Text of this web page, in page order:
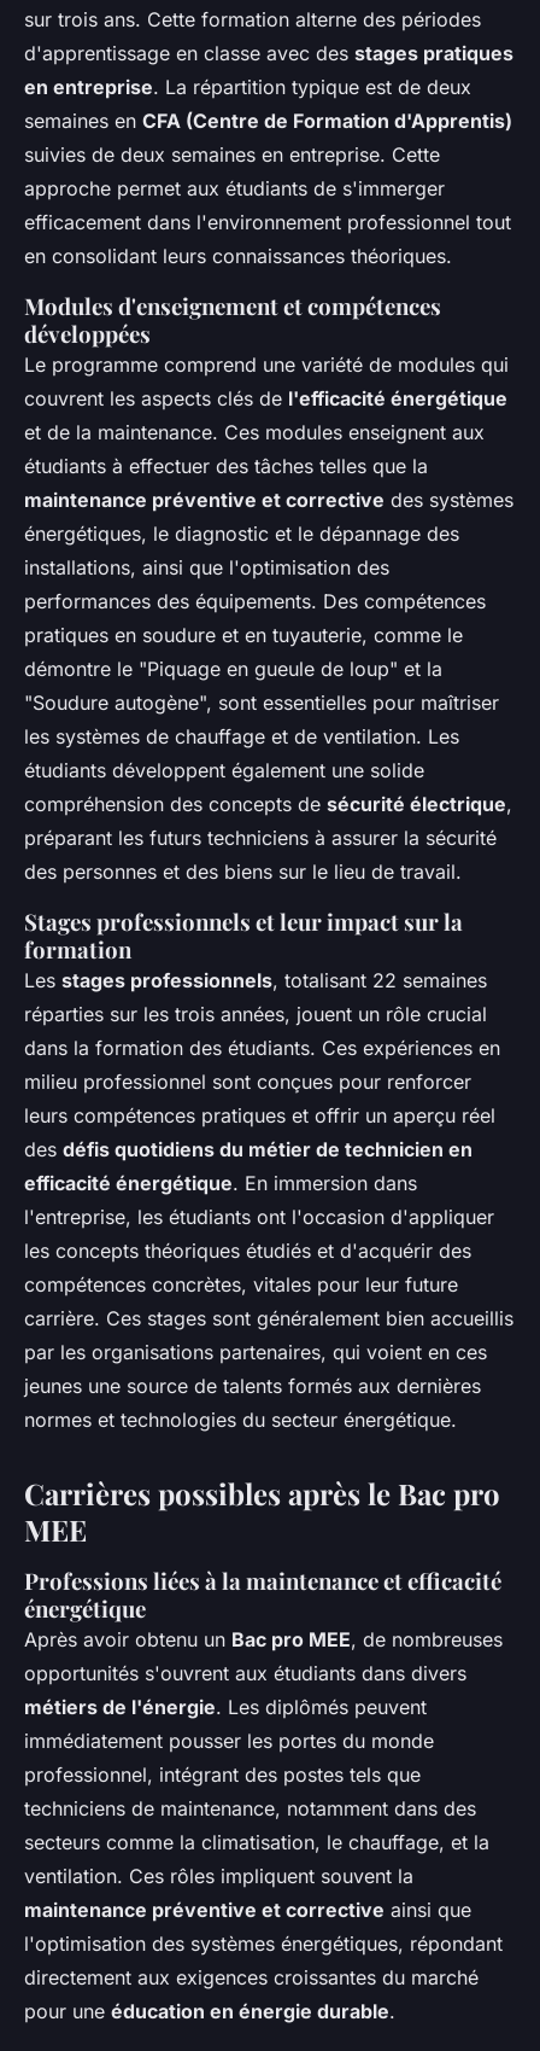
sur trois ans. Cette formation alterne des périodes
d'apprentissage en classe avec des stages pratiques
en entreprise. La répartition typique est de deux
semaines en CFA (Centre de Formation d'Apprentis)
suivies de deux semaines en entreprise. Cette
approche permet aux étudiants de s'immerger
efficacement dans l'environnement professionnel tout
en consolidant leurs connaissances théoriques.
Modules d'enseignement et compétences
développées
Le programme comprend une variété de modules qui
couvrent les aspects clés de l'efficacité énergétique
et de la maintenance. Ces modules enseignent aux
étudiants à effectuer des tâches telles que la
maintenance préventive et corrective des systèmes
énergétiques, le diagnostic et le dépannage des
installations, ainsi que l'optimisation des
performances des équipements. Des compétences
pratiques en soudure et en tuyauterie, comme le
démontre le "Piquage en gueule de loup" et la
"Soudure autogène", sont essentielles pour maîtriser
les systèmes de chauffage et de ventilation. Les
étudiants développent également une solide
compréhension des concepts de sécurité électrique,
préparant les futurs techniciens à assurer la sécurité
des personnes et des biens sur le lieu de travail.
Stages professionnels et leur impact sur la
formation
Les stages professionnels, totalisant 22 semaines
réparties sur les trois années, jouent un rôle crucial
dans la formation des étudiants. Ces expériences en
milieu professionnel sont conçues pour renforcer
leurs compétences pratiques et offrir un aperçu réel
des défis quotidiens du métier de technicien en
efficacité énergétique. En immersion dans
l'entreprise, les étudiants ont l'occasion d'appliquer
les concepts théoriques étudiés et d'acquérir des
compétences concrètes, vitales pour leur future
carrière. Ces stages sont généralement bien accueillis
par les organisations partenaires, qui voient en ces
jeunes une source de talents formés aux dernières
normes et technologies du secteur énergétique.
Carrières possibles après le Bac pro
MEE
Professions liées à la maintenance et efficacité
énergétique
Après avoir obtenu un Bac pro MEE, de nombreuses
opportunités s'ouvrent aux étudiants dans divers
métiers de l'énergie. Les diplômés peuvent
immédiatement pousser les portes du monde
professionnel, intégrant des postes tels que
techniciens de maintenance, notamment dans des
secteurs comme la climatisation, le chauffage, et la
ventilation. Ces rôles impliquent souvent la
maintenance préventive et corrective ainsi que
l'optimisation des systèmes énergétiques, répondant
directement aux exigences croissantes du marché
pour une éducation en énergie durable.